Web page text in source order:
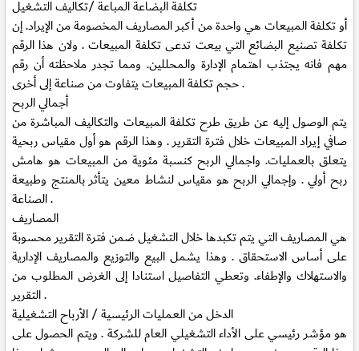
تكلفة البضاعة المباعة /تكاليف التشغيل
أو تكلفة المبيعات هي واحدة من أكبر المصاريف المخصومة من الإيراد. إن
تكلفة تصنيع البضائع التي بيعت تدعى تكلفة المبيعات . ولان هذا الرقم
مهم فانه يجتذب اهتمام الإدارة والمحللين. ومما تجدر ملاحظته أن رقم
حجم تكلفة المبيعات يتفاوت من صناعة إلى أخرى .
أجمالي الربح
يتم الوصول إليه عن طريق طرح تكلفة المبيعات والتكاليف المباشرة من
صافي إيراد المبيعات خلال فترة التقرير . وهذا الرقم هو أول مقياس ربحية
يتعلق بالعمليات. واجمالي الربح كنسبة مئوية من المبيعات هو هامش
ربح أولي . وإجمالي الربح هو مقياس لنشاط معين يتأثر بالمنتج وطبيعة
الصناعة .
المصاريف
هي المصاريف التي يتم تكبدها خلال التشغيل ضمن فترة التقرير محسوبة
على أساس الاستحقاق . وهذا يشمل البيع والتوزيع والمصاريف الإدارية
والاستهلاك والإطفاء. وتعطي التفاصيل استنادا إلى الغرض المطلوب من
التقرير .
الدخل من العمليات الرئيسية / الأرباح التشغيلية
هو مؤشر رئيسي على الأداء التشغيلي العام للشركة . ويتم الحصول على